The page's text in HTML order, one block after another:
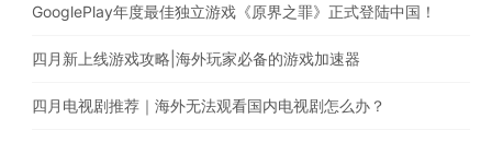
GooglePlay年度最佳独立游戏《原界之罪》正式登陆中国！
四月新上线游戏攻略|海外玩家必备的游戏加速器
四月电视剧推荐｜海外无法观看国内电视剧怎么办？